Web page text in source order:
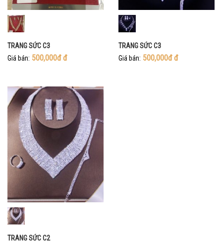
TRANG SỨC C3
Giá bán: 500,000đđ
TRANG SỨC C3
Giá bán: 500,000đđ
TRANG SỨC C2